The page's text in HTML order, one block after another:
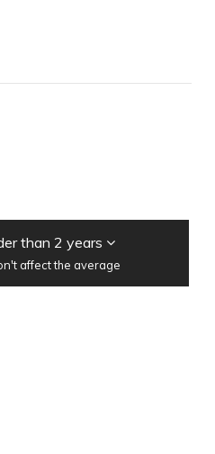
than 2 years
affect the average